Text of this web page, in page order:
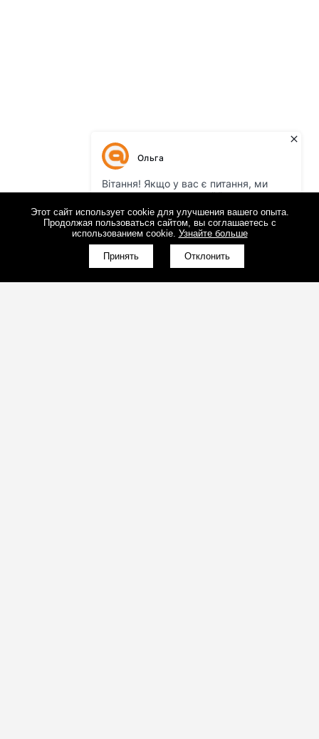
Этот сайт использует cookie для улучшения вашего опыта.
Продолжая пользоваться сайтом, вы соглашаетесь с
использованием cookie. Узнайте больше
Принять Отклонить